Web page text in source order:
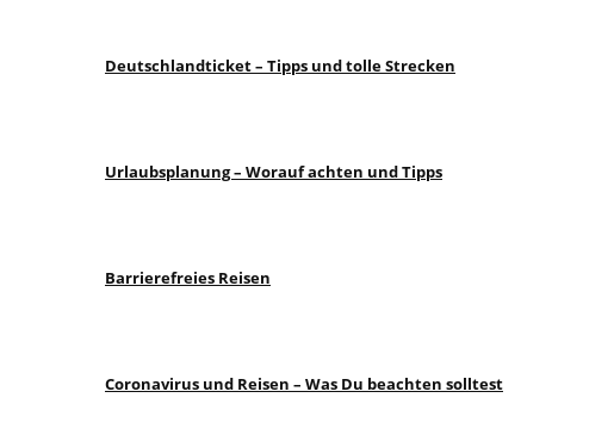
Deutschlandticket – Tipps und tolle Strecken
Urlaubsplanung – Worauf achten und Tipps
Barrierefreies Reisen
Coronavirus und Reisen – Was Du beachten solltest